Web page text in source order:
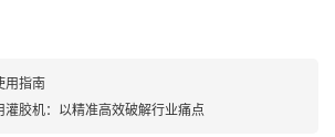
用指南
灌胶机：以精准高效破解行业痛点